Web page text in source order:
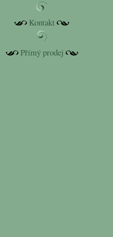
Kontakt
Přímý prodej